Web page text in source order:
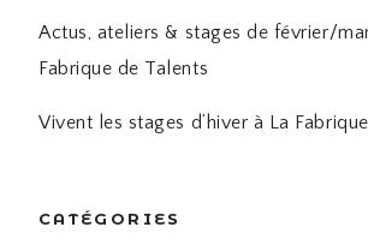
Actus, ateliers & stages de février/
Fabrique de Talents
Vivent les stages d’hiver à La
CATÉGORIES